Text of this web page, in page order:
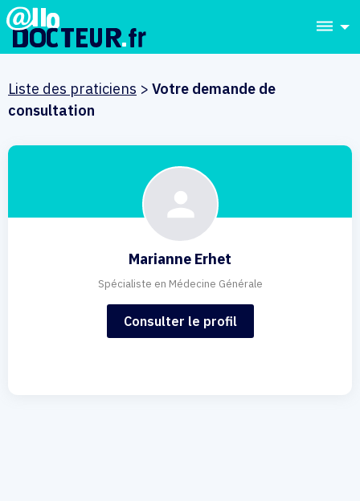
dehaze
Liste des praticiens > Votre demande de
consultation
Marianne Erhet
Spécialiste en Médecine Générale
Consulter le profil